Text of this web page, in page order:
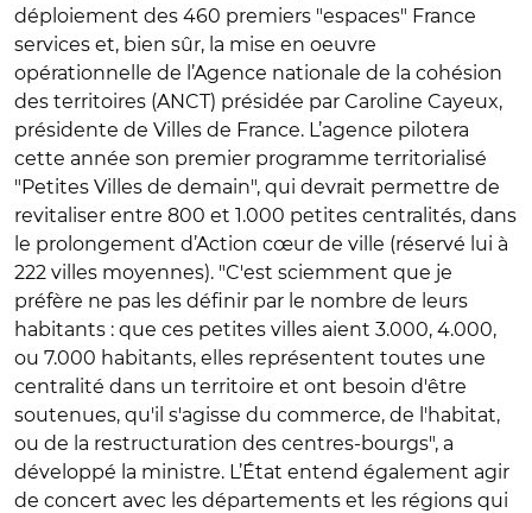
déploiement des 460 premiers "espaces" France
services et, bien sûr, la mise en oeuvre
opérationnelle de l’Agence nationale de la cohésion
des territoires (ANCT) présidée par Caroline Cayeux,
présidente de Villes de France. L’agence pilotera
cette année son premier programme territorialisé
"Petites Villes de demain", qui devrait permettre de
revitaliser entre 800 et 1.000 petites centralités, dans
le prolongement d’Action cœur de ville (réservé lui à
222 villes moyennes). "C'est sciemment que je
préfère ne pas les définir par le nombre de leurs
habitants : que ces petites villes aient 3.000, 4.000,
ou 7.000 habitants, elles représentent toutes une
centralité dans un territoire et ont besoin d'être
soutenues, qu'il s'agisse du commerce, de l'habitat,
ou de la restructuration des centres-bourgs", a
développé la ministre. L’État entend également agir
de concert avec les départements et les régions qui